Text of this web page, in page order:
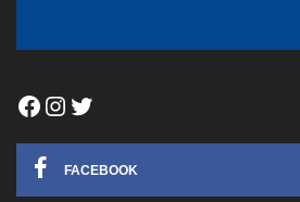
Facebook
Instagram
Twitter
FACEBOOK